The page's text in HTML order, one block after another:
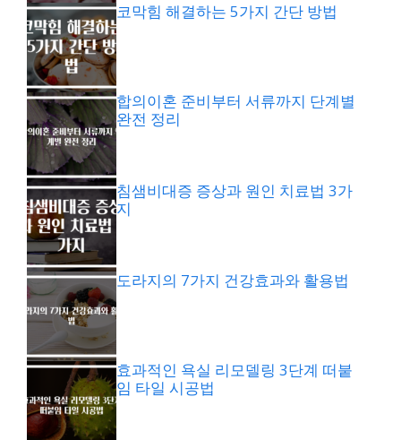
코막힘 해결하는 5가지 간단 방법
합의이혼 준비부터 서류까지 단계별
완전 정리
침샘비대증 증상과 원인 치료법 3가
지
도라지의 7가지 건강효과와 활용법
효과적인 욕실 리모델링 3단계 떠붙
임 타일 시공법